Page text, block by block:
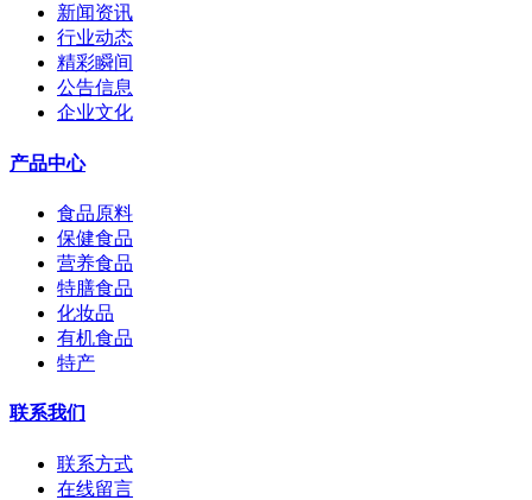
新闻资讯
行业动态
精彩瞬间
公告信息
企业文化
产品中心
食品原料
保健食品
营养食品
特膳食品
化妆品
有机食品
特产
联系我们
联系方式
在线留言